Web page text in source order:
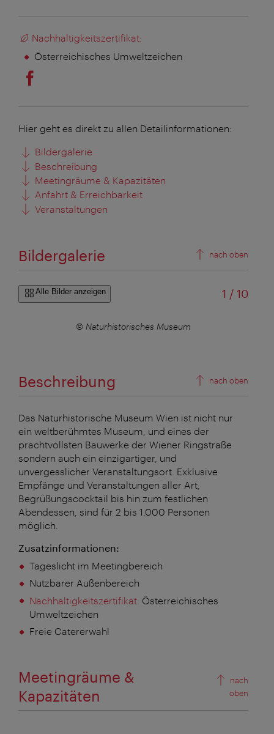
Nachhaltigkeitszertifikat:
Österreichisches Umweltzeichen
Hier geht es direkt zu allen Detailinformationen:
Bildergalerie
Beschreibung
Meetingräume & Kapazitäten
Anfahrt & Erreichbarkeit
Veranstaltungen
Bildergalerie nach oben
Alle Bilder anzeigen 1 /von
10
© Naturhistorisches Museum
Beschreibung nach oben
Das Naturhistorische Museum Wien ist nicht nur
ein weltberühmtes Museum, und eines der
prachtvollsten Bauwerke der Wiener Ringstraße
sondern auch ein einzigartiger, und
unvergesslicher Veranstaltungsort. Exklusive
Empfänge und Veranstaltungen aller Art,
Begrüßungscocktail bis hin zum festlichen
Abendessen, sind für 2 bis 1.000 Personen
möglich.
Zusatzinformationen:
Tageslicht im Meetingbereich
Nutzbarer Außenbereich
Nachhaltigkeitszertifikat: Österreichisches
Umweltzeichen
Freie Catererwahl
Meetingräume &
Kapazitäten
nach
oben